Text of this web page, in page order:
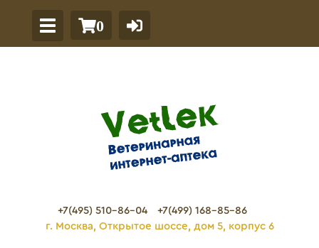
0
+7(495) 510-86-04
+7(499) 168-85-86
г. Москва, Открытое шоссе, дом 5, корпус 6